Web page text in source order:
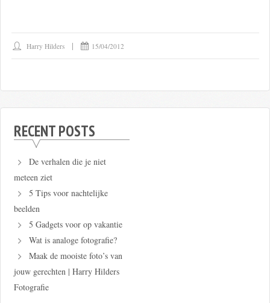
Harry Hilders 15/04/2012
RECENT POSTS
De verhalen die je niet
meteen ziet
5 Tips voor nachtelijke
beelden
5 Gadgets voor op vakantie
Wat is analoge fotografie?
Maak de mooiste foto’s van
jouw gerechten | Harry Hilders
Fotografie